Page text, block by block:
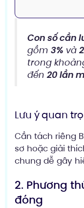
Con số cần
gồm 3% và
trong
đến 20 lần
Lưu ý quan
Cần tách riêng
sơ hoặc giải
chung dễ gây
2. Phương
đóng